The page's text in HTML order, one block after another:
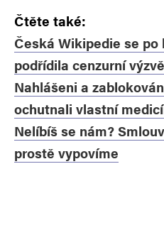
Čtěte také:
Česká Wikipedie se
podřídila cenzurní
Nahlášeni a
ochutnali vlastní
Nelíbíš se nám?
prostě vypovíme